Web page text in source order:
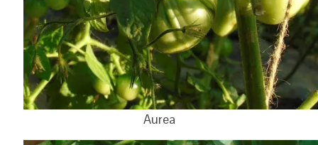
Aurea